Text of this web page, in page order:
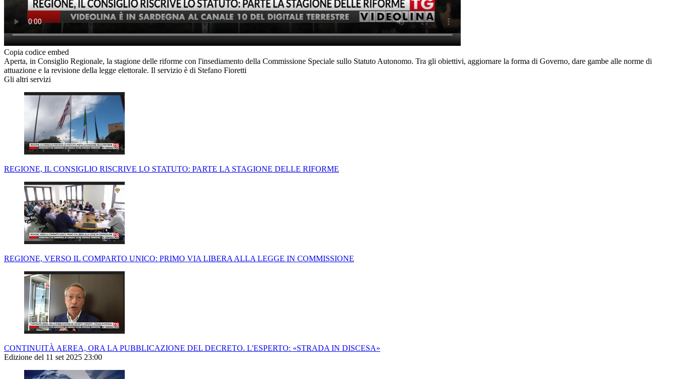
Copia codice embed
Aperta, in Consiglio Regionale, la stagione delle riforme con l'insediamento della Commissione Speciale sullo Statuto Autonomo. Tra gli obiettivi, aggiornare la forma di Governo, dare gambe alle norme di
attuazione e la revisione della legge elettorale. Il servizio è di Stefano Fioretti
Gli altri servizi
REGIONE, IL CONSIGLIO RISCRIVE LO STATUTO: PARTE LA STAGIONE DELLE RIFORME
REGIONE, VERSO IL COMPARTO UNICO: PRIMO VIA LIBERA ALLA LEGGE IN COMMISSIONE
CONTINUITÀ AEREA, ORA LA PUBBLICAZIONE DEL DECRETO. L'ESPERTO: «STRADA IN DISCESA»
Edizione del 11 set 2025 23:00